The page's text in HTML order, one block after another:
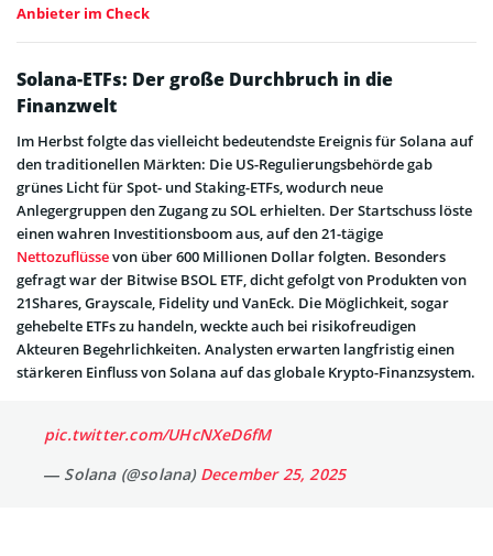
Anbieter im Check
Solana-ETFs: Der große Durchbruch in die
Finanzwelt
Im Herbst folgte das vielleicht bedeutendste Ereignis für Solana auf
den traditionellen Märkten: Die US-Regulierungsbehörde gab
grünes Licht für Spot- und Staking-ETFs, wodurch neue
Anlegergruppen den Zugang zu SOL erhielten. Der Startschuss löste
einen wahren Investitionsboom aus, auf den 21-tägige
Nettozuflüssevon über 600 Millionen Dollar folgten. Besonders
gefragt war der Bitwise BSOL ETF, dicht gefolgt von Produkten von
21Shares, Grayscale, Fidelity und VanEck. Die Möglichkeit, sogar
gehebelte ETFs zu handeln, weckte auch bei risikofreudigen
Akteuren Begehrlichkeiten. Analysten erwarten langfristig einen
stärkeren Einfluss von Solana auf das globale Krypto-Finanzsystem.
pic.twitter.com/UHcNXeD6fM
— Solana (@solana) December 25, 2025